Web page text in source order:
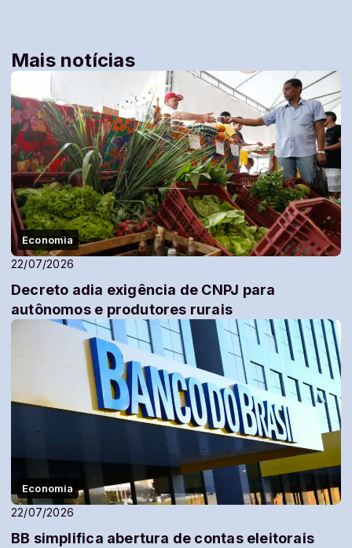
Mais notícias
Economia
22/07/2026
Decreto adia exigência de CNPJ para
autônomos e produtores rurais
Economia
22/07/2026
BB simplifica abertura de contas eleitorais